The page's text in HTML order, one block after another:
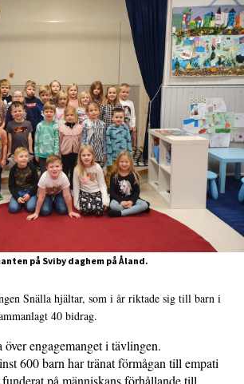
på Sviby daghem på Åland.
Snälla hjältar, som i år riktade sig till barn i
40 bidrag.
engagemanget i tävlingen.
600 barn har tränat förmågan till empati